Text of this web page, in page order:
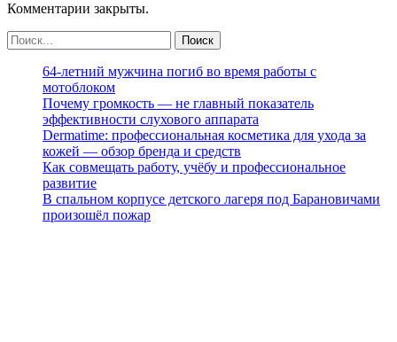
Комментарии закрыты.
64-летний мужчина погиб во время работы с
мотоблоком
Почему громкость — не главный показатель
эффективности слухового аппарата
Dermatime: профессиональная косметика для ухода за
кожей — обзор бренда и средств
Как совмещать работу, учёбу и профессиональное
развитие
В спальном корпусе детского лагеря под Барановичами
произошёл пожар